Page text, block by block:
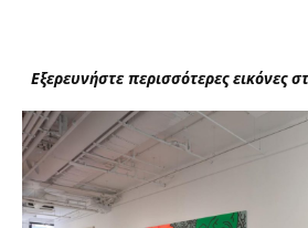
Εξερευνήστε περισσότερες εικόνες